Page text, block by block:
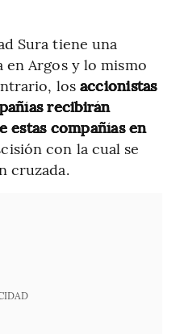
Sura tiene una
Argos y lo mismo
los accionistas
recibirán
estas compañías en
con la cual se
cruzada.